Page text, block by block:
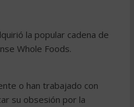
la popular cadena de
Whole Foods.
o han trabajado con
su obsesión por la